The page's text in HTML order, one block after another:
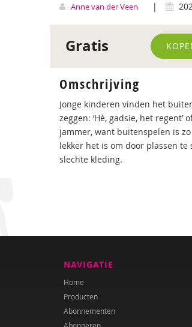
Anne van der Veen |
Gratis
Omschrijving
Jonge kinderen vinden het
zeggen: ‘Hè, gadsie, het
jammer, want buitenspelen is
lekker het is om door plassen
slechte kleding.
NAVIGATIE
Home
Producten
Abonnementen